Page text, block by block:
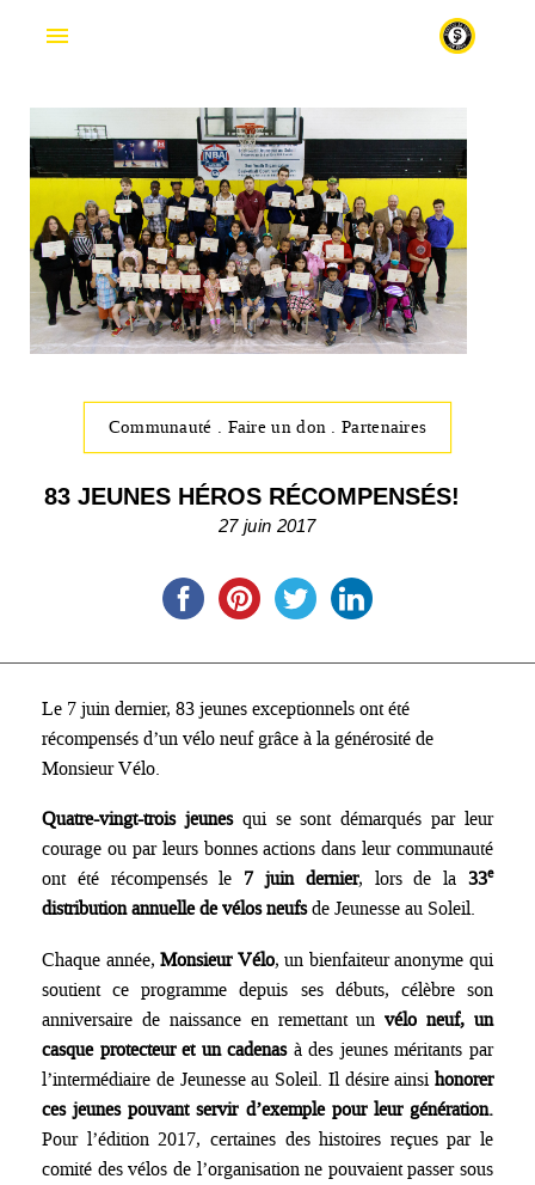
En
Communauté . Faire un don .Partenaires
83 JEUNES HÉROS RÉCOMPENSÉS!
27 juin 2017
Le 7 juin dernier, 83 jeunes exceptionnels ont été
récompensés d’un vélo neuf grâce à la générosité de
Monsieur Vélo.
Quatre-vingt-trois jeunesqui se sont démarqués par leur
courage ou par leurs bonnes actions dans leur communauté
ont été récompensés le 7 juin dernier, lors de la33e
distribution annuelle de vélos neufsde Jeunesse au Soleil.
Chaque année,Monsieur Vélo, un bienfaiteur anonyme qui
soutient ce programme depuis ses débuts, célèbre son
anniversaire de naissance en remettant unvélo neuf, un
casque protecteur et un cadenas à des jeunes méritants par
l’intermédiaire de Jeunesse au Soleil. Il désire ainsihonorer
ces jeunes pouvant servir d’exemple pour leur génération.
Pour l’édition 2017, certaines des histoires reçues par le
comité des vélos de l’organisation ne pouvaient passer sous